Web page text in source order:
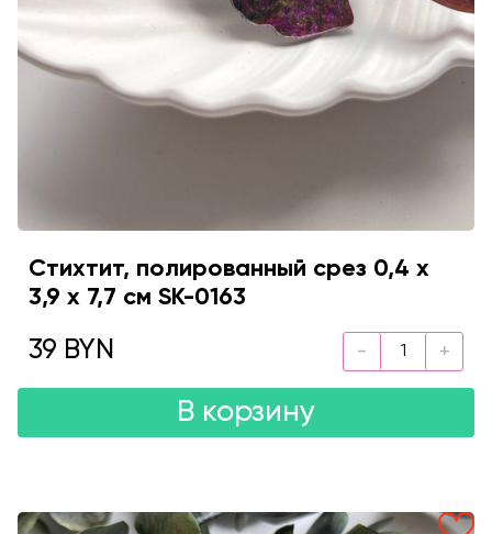
Стихтит, полированный срез 0,4 х
3,9 х 7,7 см SK-0163
39 BYN
В корзину